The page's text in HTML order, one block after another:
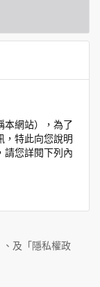
本網站），為了
，特此向您說明
請您詳閱下列內
您使用網站服務
或參與管理的
及「隱私權政